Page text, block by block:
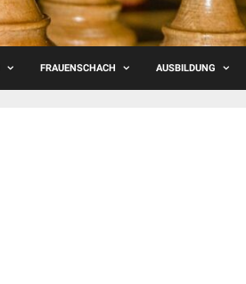
FRAUENSCHACH AUSBILDUNG